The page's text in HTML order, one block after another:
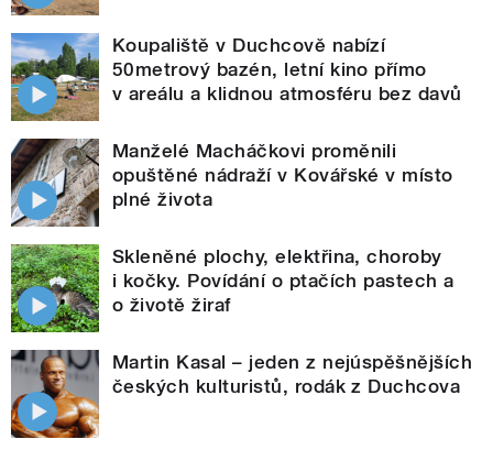
Koupaliště v Duchcově nabízí
50metrový bazén, letní kino přímo
v areálu a klidnou atmosféru bez davů
Manželé Macháčkovi proměnili
opuštěné nádraží v Kovářské v místo
plné života
Skleněné plochy, elektřina, choroby
i kočky. Povídání o ptačích pastech a
o životě žiraf
Martin Kasal – jeden z nejúspěšnějších
českých kulturistů, rodák z Duchcova